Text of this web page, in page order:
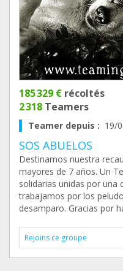
185 329 € récoltés
2 318 Teamers
Teamer depuis : 19/
SOS ABUELOS
Destinamos nuestra
mayores de 7 años. Un
solidarias unidas por una
trabajamos por los
desamparo. Gracias por
Rejoins ce groupe